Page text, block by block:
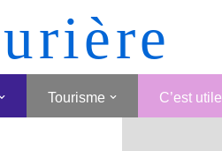
Tourisme C’est utile